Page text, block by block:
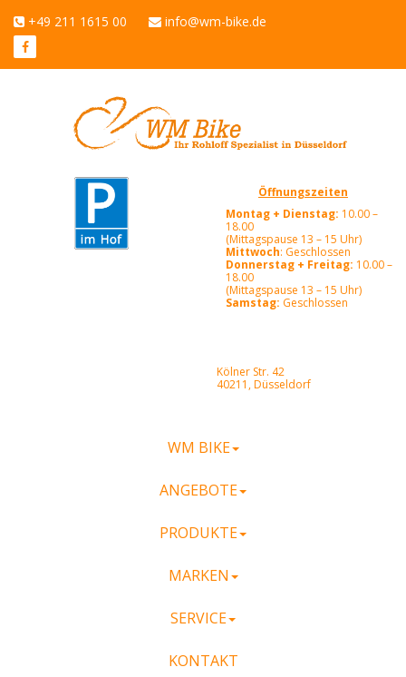
+49 211 1615 00 info@wm-bike.de
Öffnungszeiten
Montag + Dienstag: 10.00 –
18.00
(Mittagspause 13 – 15 Uhr)
Mittwoch: Geschlossen
Donnerstag + Freitag: 10.00 –
18.00
(Mittagspause 13 – 15 Uhr)
Samstag: Geschlossen
Kölner Str. 42
40211, Düsseldorf
WM BIKE
ANGEBOTE
PRODUKTE
MARKEN
SERVICE
KONTAKT